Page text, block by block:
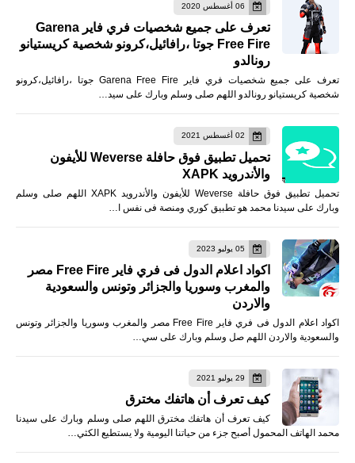
06 أغسطس 2020
تعرف على جميع شخصيات فري فاير Garena
Free Fire جوتا ،رافائيل،كرونو شخصية كريستيانو
رونالدو
تعرف على جميع شخصيات فري فاير Garena Free Fire جوتا ،رافائيل،كرونو
شخصية كريستيانو رونالدو اللهم صلى وسلم وبارك على سيد…
02 أغسطس 2021
تحميل تطبيق فوق حافلة Weverse للأيفون
والأندرويد XAPK
تحميل تطبيق فوق حافلة Weverse للأيفون والأندرويد XAPK اللهم صلى وسلم
وبارك على سيدنا محمد هو تطبيق كوري ومنصة فى نفس ا…
05 يوليو 2023
اكواد اعلام الدول فى فري فاير Free Fire مصر
والمغرب وسوريا والجزائر وتونس والسعودية
والاردن
اكواد اعلام الدول فى فري فاير Free Fire مصر والمغرب وسوريا والجزائر وتونس
والسعودية والاردن اللهم صل وسلم وبارك على سي…
29 يوليو 2021
كيف تعرف أن هاتفك مخترق
كيف تعرف أن هاتفك مخترق اللهم صلى وسلم وبارك على سيدنا
محمد الهاتف المحمول أصبح جزء من حياتنا اليومية ولا يستطيع الكثي…